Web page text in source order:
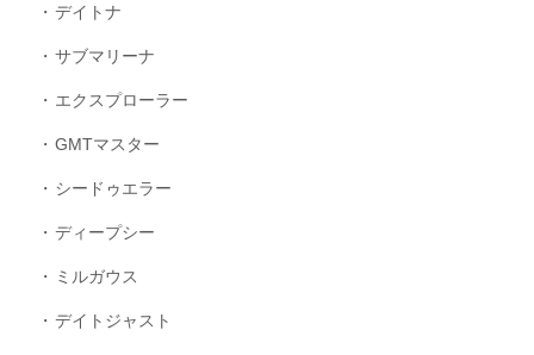
デイトナ
サブマリーナ
エクスプローラー
GMTマスター
シードゥエラー
ディープシー
ミルガウス
デイトジャスト